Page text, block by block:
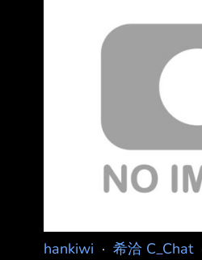
次刷出這個攜手送彩竟
https://i.meee.com.tw/
拿石頭的主線故事和裝
能拿的都拿了 好險毛絨
算上周年送的免費100
blablabla 後排3隻 懶
hankiwi · 希洽 C_Chat